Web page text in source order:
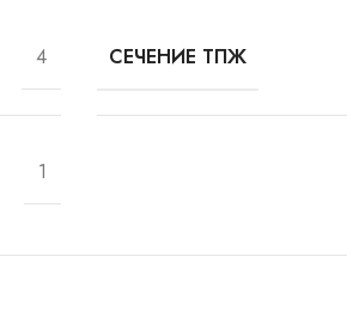
4 СЕЧЕНИЕ ТПЖ
1